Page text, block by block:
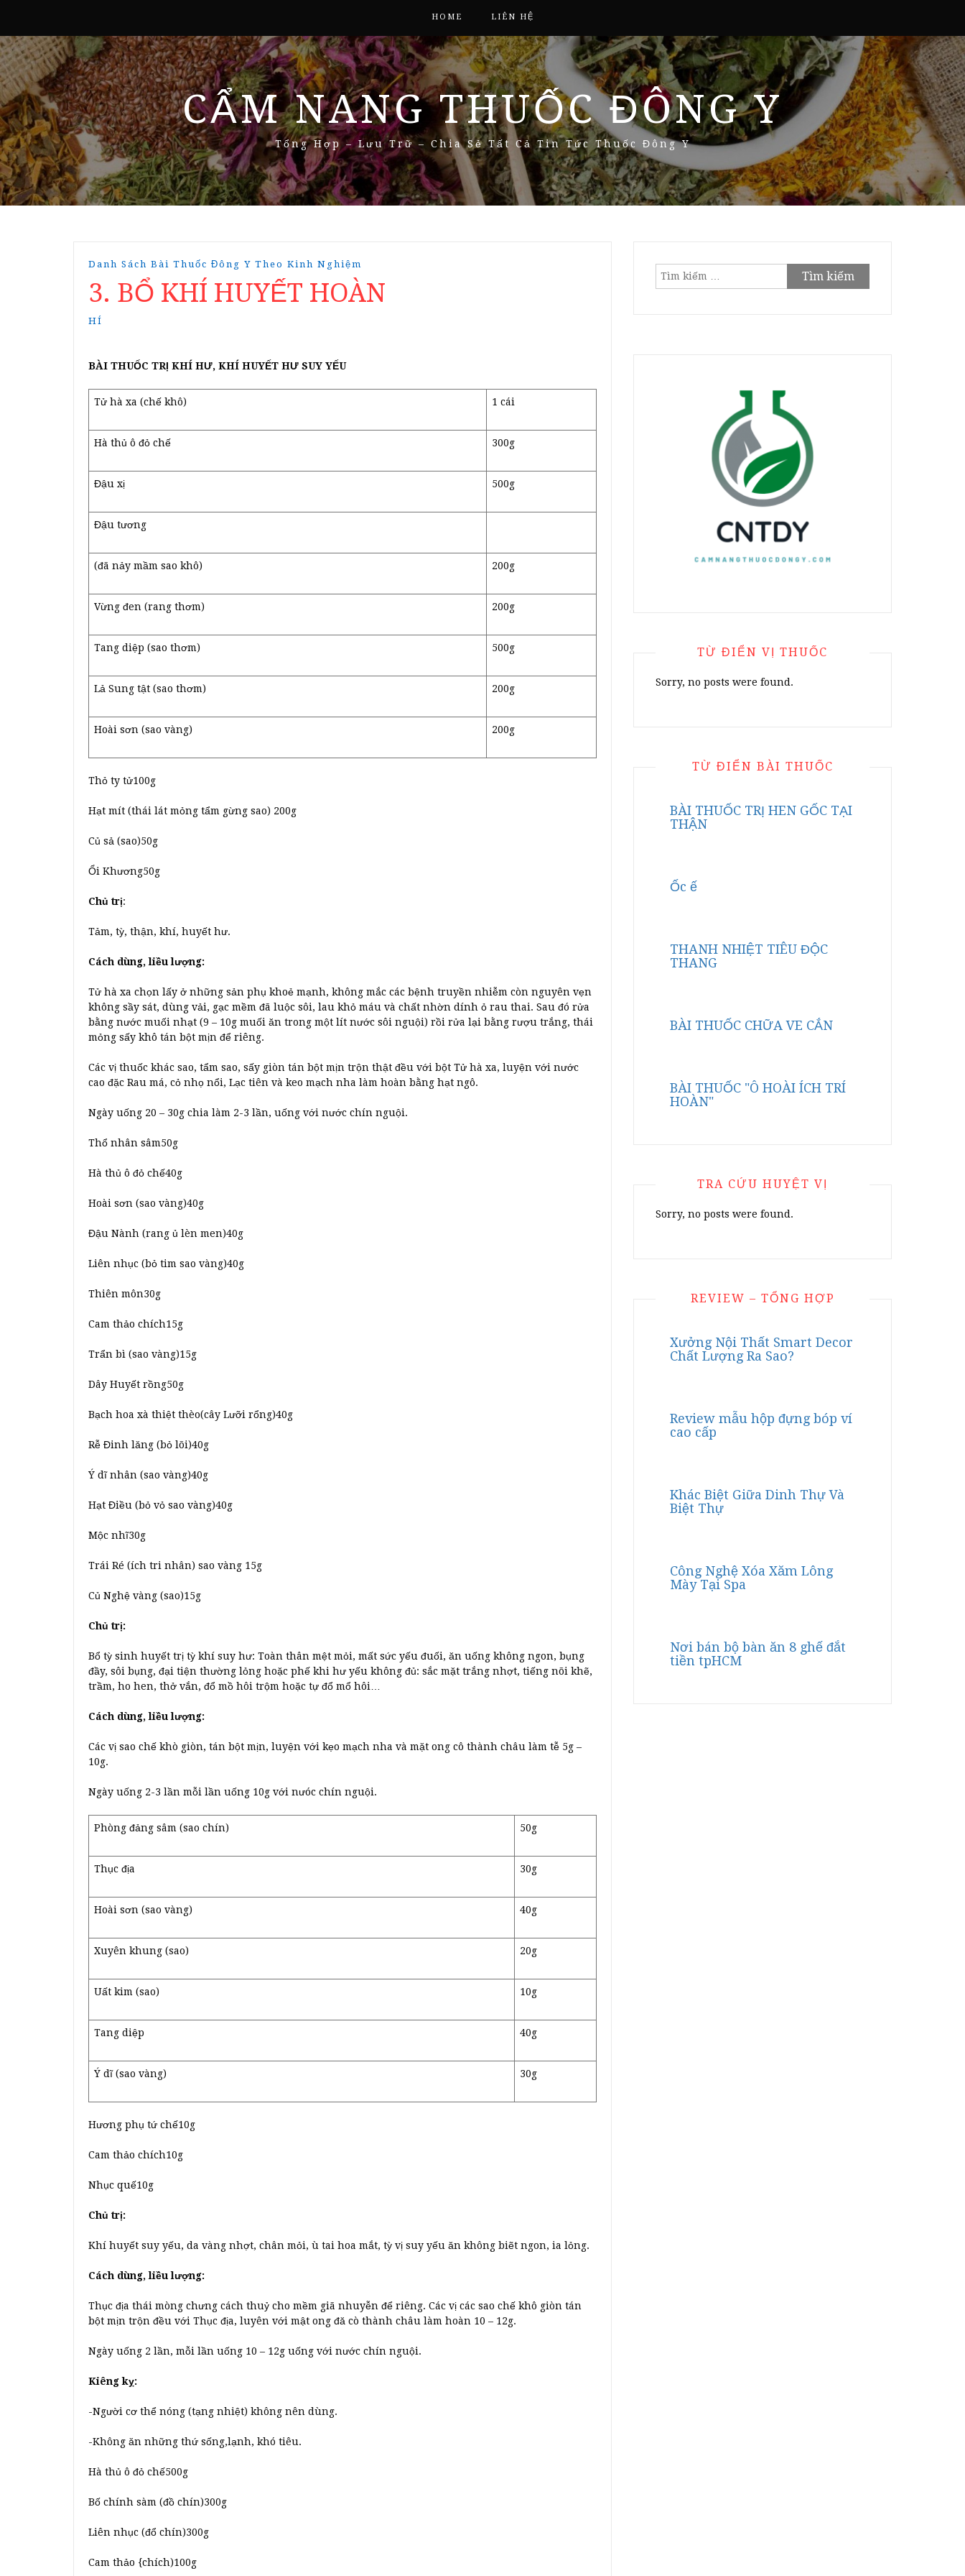
HOME LIÊN HỆ
CẨM NANG THUỐC ĐÔNG Y
Tổng Hợp – Lưu Trữ – Chia Sẻ Tất Cả Tin Tức Thuốc Đông Y
Danh Sách Bài Thuốc Đông Y Theo Kinh Nghiệm
3. BỔ KHÍ HUYẾT HOÀN
HÍ
BÀI THUỐC TRỊ KHÍ HƯ, KHÍ HUYẾT HƯ SUY YẾU
Tử hà xa (chế khô) 1 cái
Hà thủ ô đỏ chế 300g
Đậu xị 500g
Đậu tương
(đã nảy mầm sao khô) 200g
Vừng đen (rang thơm) 200g
Tang diệp (sao thơm) 500g
Lả Sung tật (sao thơm) 200g
Hoài sơn (sao vàng) 200g
Thỏ ty tử100g
Hạt mít (thái lát mỏng tẩm gừng sao) 200g
Củ sả (sao)50g
Ổi Khương50g
Chủ trị:
Tảm, tỳ, thận, khí, huyết hư.
Cách dùng, liều lượng:
Tử hà xa chọn lấy ở những sản phụ khoẻ mạnh, không mắc các bệnh truyền nhiễm còn nguyên vẹn
không sầy sát, dùng vải, gạc mềm đã luộc sôi, lau khỏ máu và chất nhờn dính ỏ rau thai. Sau đó rửa
bằng nước muối nhạt (9 – 10g muối ăn trong một lít nước sôi nguội) rồi rửa lại bằng rượu trắng, thái
mỏng sấy khô tán bột mịn để riêng.
Các vị thuốc khác sao, tẩm sao, sấy giòn tán bột mịn trộn thật đều với bột Tử hà xa, luyện với nước
cao đặc Rau má, cỏ nhọ nổi, Lạc tiên và keo mạch nha làm hoàn bằng hạt ngô.
Ngày uống 20 – 30g chia làm 2-3 lần, uống với nước chín nguội.
Thổ nhân sâm50g
Hà thủ ô đỏ chế40g
Hoài sơn (sao vàng)40g
Đậu Nành (rang ủ lèn men)40g
Liên nhục (bỏ tim sao vàng)40g
Thiên môn30g
Cam thảo chích15g
Trẩn bì (sao vàng)15g
Dây Huyết rồng50g
Bạch hoa xà thiệt thèo(cây Lưỡi rổng)40g
Rễ Đinh lăng (bỏ lõi)40g
Ý dĩ nhân (sao vàng)40g
Hạt Điều (bỏ vỏ sao vàng)40g
Mộc nhĩ30g
Trái Ré (ích tri nhân) sao vàng 15g
Củ Nghệ vàng (sao)15g
Chủ trị:
Bổ tỳ sinh huyết trị tỳ khí suy hư: Toàn thân mệt mỏi, mất sức yếu đuối, ăn uống không ngon, bụng
đầy, sôi bụng, đại tiện thường lỏng hoặc phế khi hư yếu không đủ: sắc mặt trắng nhợt, tiếng nõi khẽ,
trầm, ho hen, thở vắn, đổ mồ hôi trộm hoặc tự đổ mổ hôi…
Cách dùng, liều lượng:
Các vị sao chế khò giòn, tán bột mịn, luyện với kẹo mạch nha và mặt ong cô thành châu làm tễ 5g –
10g.
Ngày uống 2-3 lần mỗi lần uống 10g với nưóc chín nguội.
Phòng đảng sâm (sao chín) 50g
Thục địa 30g
Hoài sơn (sao vàng) 40g
Xuyên khung (sao) 20g
Uất kim (sao) 10g
Tang diệp 40g
Ý dĩ (sao vàng) 30g
Hương phụ tứ chế10g
Cam thảo chích10g
Nhục quế10g
Chủ trị:
Khí huyết suy yếu, da vàng nhợt, chân mỏi, ù tai hoa mắt, tỳ vị suy yếu ăn không biẽt ngon, ia lỏng.
Cách dùng, liều lượng:
Thục địa thái mòng chưng cách thuỷ cho mềm giã nhuyễn để riêng. Các vị các sao chế khô giòn tán
bột mịn trộn đều với Thục địa, luyên với mật ong đă cò thành châu làm hoàn 10 – 12g.
Ngày uống 2 lần, mỗi lần uống 10 – 12g uống với nước chín nguội.
Kiêng kỵ:
-Người cơ thể nóng (tạng nhiệt) không nên dùng.
-Không ăn những thứ sống,lạnh, khó tiêu.
Hà thủ ô đỏ chế500g
Bố chính sàm (đồ chín)300g
Liên nhục (đổ chín)300g
Cam thảo {chích)100g
Tìm
TỪ ĐIỂN VỊ THUỐC
Sorry, no posts were found.
TỪ ĐIỂN BÀI THUỐC
BÀI THUỐC TRỊ HEN GỐC TẠI
THẬN
Ốc ế
THANH NHIỆT TIÊU ĐỘC
THANG
BÀI THUỐC CHỮA VE CẮN
BÀI THUỐC "Ô HOÀI ÍCH TRÍ
HOÀN"
TRA CỨU HUYỆT VỊ
Sorry, no posts were found.
REVIEW – TỔNG HỢP
Xưởng Nội Thất Smart Decor
Chất Lượng Ra Sao?
Review mẫu hộp đựng bóp ví
cao cấp
Khác Biệt Giữa Dinh Thự Và
Biệt Thự
Công Nghệ Xóa Xăm Lông
Mày Tại Spa
Nơi bán bộ bàn ăn 8 ghế đắt
tiền tpHCM